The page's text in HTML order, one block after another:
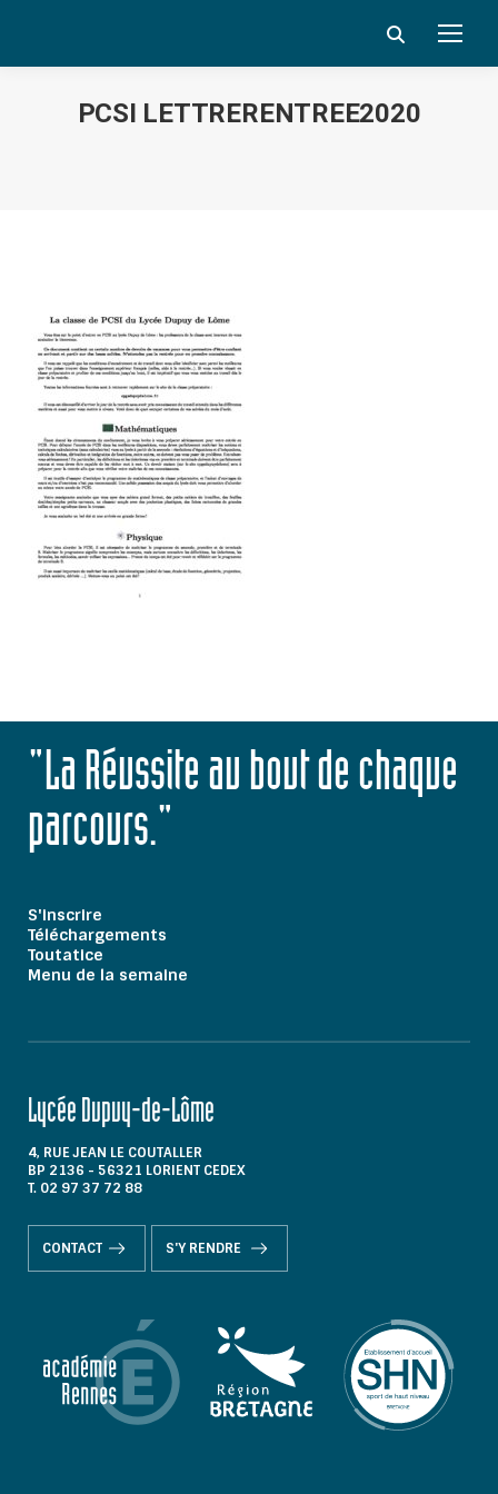
Search:
PCSI LETTRERENTREE2020
"La Réussite au bout de chaque
parcours."
S'inscrire
Téléchargements
Toutatice
Menu de la semaine
Lycée Dupuy-de-Lôme
4, RUE JEAN LE COUTALLER
BP 2136 - 56321 LORIENT CEDEX
T. 02 97 37 72 88
CONTACT S'Y RENDRE